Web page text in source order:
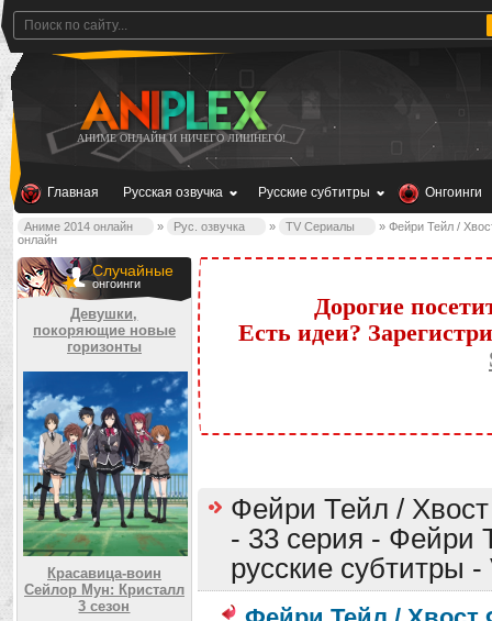
АНИМЕ ОНЛАЙН И НИЧЕГО ЛИШНЕГО!
Главная Русская озвучка Русские субтитры Онгоинги
Аниме 2014 онлайн » Рус. озвучка » TV Сериалы
» Фейри Тейл /
онлайн
Случайные
онгоинги
Девушки,
покоряющие новые
горизонты
Красавица-воин
Сейлор Мун: Кристалл
3 сезон
Дорогие
Есть идеи?
Фейри Тейл /
- 33 серия - Фейри
русские субтитры